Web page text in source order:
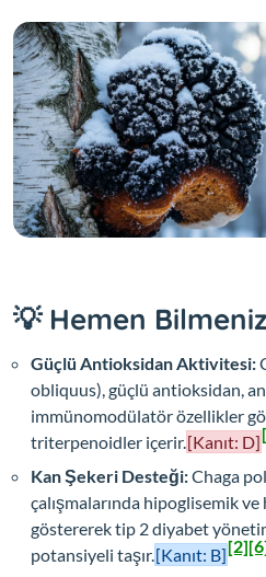
💡 Hemen
Güçlü Antioksidan Aktivitesi:
obliquus), güçlü antioksidan,
immünomodülatör özellikler
triterpenoidler içerir.[Kanıt: D]
Kan Şekeri Desteği:Chaga
çalışmalarında hipoglisemik
göstererek tip 2 diyabet
potansiyeli taşır.[Kanıt: B][2]